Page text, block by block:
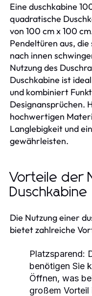
Eine duschkabine
quadratische
von 100 cm x 100
Pendeltüren aus,
nach innen
Nutzung des
Duschkabine ist
und kombiniert
Designansprüchen.
hochwertigen
Langlebigkeit und
gewährleisten.
Vorteile der
Duschkabine
Die Nutzung einer
bietet zahlreiche
Platzsparend:
benötigen Sie
Öffnen, was
großem Vorteil